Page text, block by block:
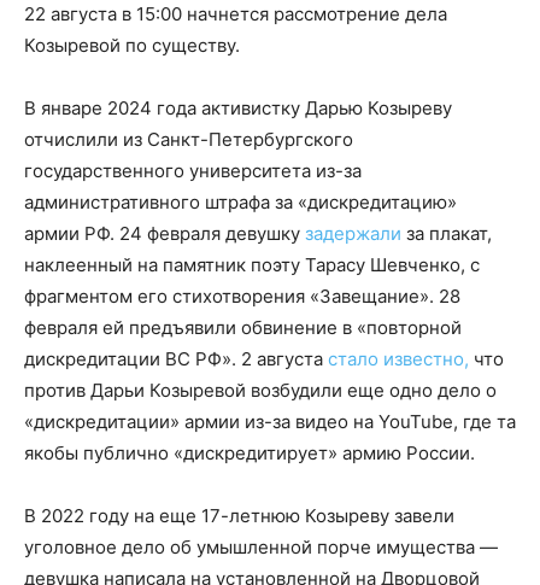
22 августа в 15:00 начнется рассмотрение дела
Козыревой по существу.
В январе 2024 года активистку Дарью Козыреву
отчислили из Санкт-Петербургского
государственного университета из-за
административного штрафа за «дискредитацию»
армии РФ. 24 февраля девушку задержали за плакат,
наклеенный на памятник поэту Тарасу Шевченко, с
фрагментом его стихотворения «Завещание». 28
февраля ей предъявили обвинение в «повторной
дискредитации ВС РФ». 2 августа стало известно, что
против Дарьи Козыревой возбудили еще одно дело о
«дискредитации» армии из-за видео на YouTube, где та
якобы публично «дискредитирует» армию России.
В 2022 году на еще 17-летнюю Козыреву завели
уголовное дело об умышленной порче имущества —
девушка написала на установленной на Дворцовой